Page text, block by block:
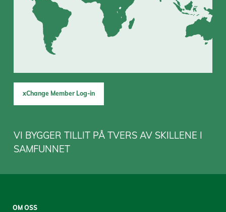
xChange Member Log-in
VI BYGGER TILLIT PÅ TVERS AV SKILLENE I
SAMFUNNET
Sitemap
OM OSS